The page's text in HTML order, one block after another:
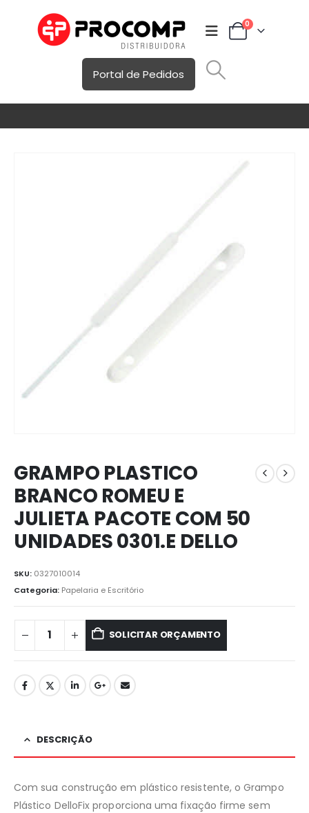
0
Portal de Pedidos
GRAMPO PLASTICO
BRANCO ROMEU E
JULIETA PACOTE COM 50
UNIDADES 0301.E DELLO
SKU: 0327010014
Categoria: Papelaria e Escritório
SOLICITAR ORÇAMENTO
DESCRIÇÃO
Com sua construção em plástico resistente, o Grampo
Plástico DelloFix proporciona uma fixação firme sem